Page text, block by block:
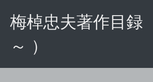
梅棹忠夫著作目録
～ ）